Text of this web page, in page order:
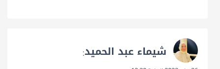
شيماء عبد الحميد: